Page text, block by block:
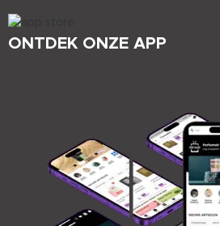
ONTDEK ONZE APP